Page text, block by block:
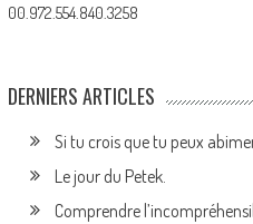
00.972.554.840.3258
DERNIERS ARTICLES
Si tu crois que tu peux
Le jour du Petek.
Comprendre